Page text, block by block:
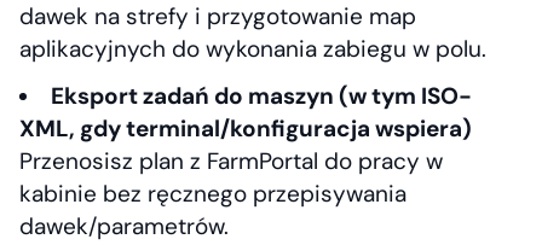
dawek na strefy i przygotowanie map
aplikacyjnych do wykonania zabiegu w polu.
Eksport zadań do maszyn (w tym ISO-
XML, gdy terminal/konfiguracja wspiera)
Przenosisz plan z FarmPortal do pracy w
kabinie bez ręcznego przepisywania
dawek/parametrów.